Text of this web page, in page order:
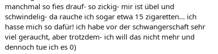
manchmal so fies drauf- so zickig- mir ist übel und
schwindelig- da rauche ich sogar etwa 15 zigaretten... ich
hasse mich so dafür! ich habe vor der schwangerschaft sehr
viel geraucht, aber trotzdem- ich will das nicht mehr und
dennoch tue ich es 0)